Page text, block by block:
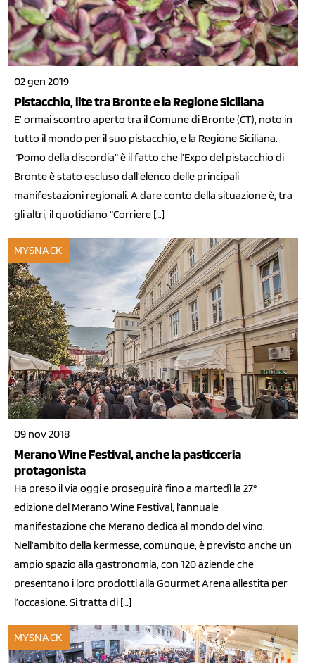
02 gen 2019
Pistacchio, lite tra Bronte e la Regione Siciliana
E’ ormai scontro aperto tra il Comune di Bronte (CT), noto in
tutto il mondo per il suo pistacchio, e la Regione Siciliana.
“Pomo della discordia” è il fatto che l’Expo del pistacchio di
Bronte è stato escluso dall’elenco delle principali
manifestazioni regionali. A dare conto della situazione è, tra
gli altri, il quotidiano “Corriere […]
MYSNACK
09 nov 2018
Merano Wine Festival, anche la pasticceria
protagonista
Ha preso il via oggi e proseguirà fino a martedì la 27°
edizione del Merano Wine Festival, l’annuale
manifestazione che Merano dedica al mondo del vino.
Nell’ambito della kermesse, comunque, è previsto anche un
ampio spazio alla gastronomia, con 120 aziende che
presentano i loro prodotti alla Gourmet Arena allestita per
l’occasione. Si tratta di […]
MYSNACK